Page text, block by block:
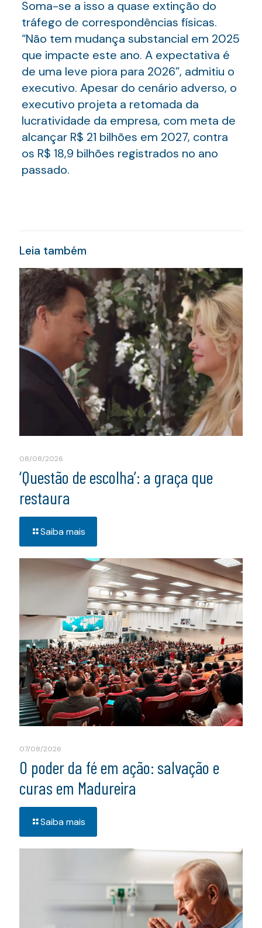
Soma-se a isso a quase extinção do
tráfego de correspondências físicas.
“Não tem mudança substancial em 2025
que impacte este ano. A expectativa é
de uma leve piora para 2026”, admitiu o
executivo. Apesar do cenário adverso, o
executivo projeta a retomada da
lucratividade da empresa, com meta de
alcançar R$ 21 bilhões em 2027, contra
os R$ 18,9 bilhões registrados no ano
passado.
Leia também
08/08/2026
‘Questão de escolha’: a graça que
restaura
Saiba mais
07/08/2026
O poder da fé em ação: salvação e
curas em Madureira
Saiba mais